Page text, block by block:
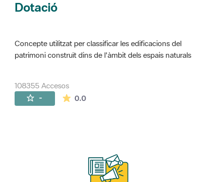
Dotació
Concepte utilitzat per classificar les edificacions del
patrimoni construït dins de l'àmbit dels espais naturals
108355 Accesos
- 0.0La valoración media es de 0 estrellas de